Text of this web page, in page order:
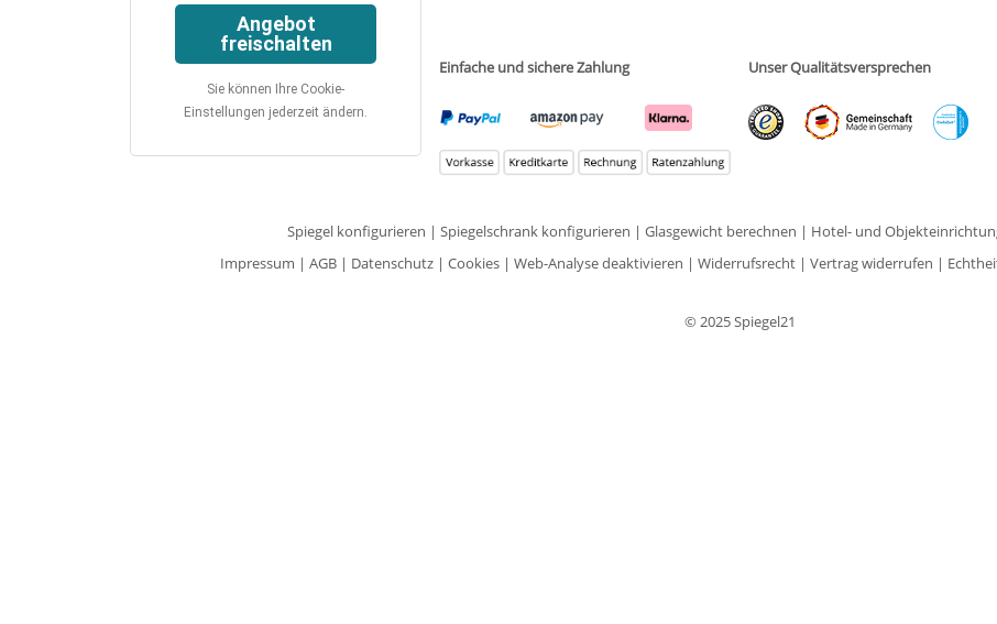
Angebot
freischalten
Sie können Ihre Cookie-
Einstellungen jederzeit ändern.
Einfache und sichere Zahlung Unser Qualitätsversprechen
Spiegel konfigurieren | Spiegelschrank konfigurieren | Glasgewicht berechnen | Hotel- und
Impressum | AGB| Datenschutz| Cookies| Web-Analyse deaktivieren | Widerrufsrecht| Vertrag widerrufen |
© 2025 Spiegel21